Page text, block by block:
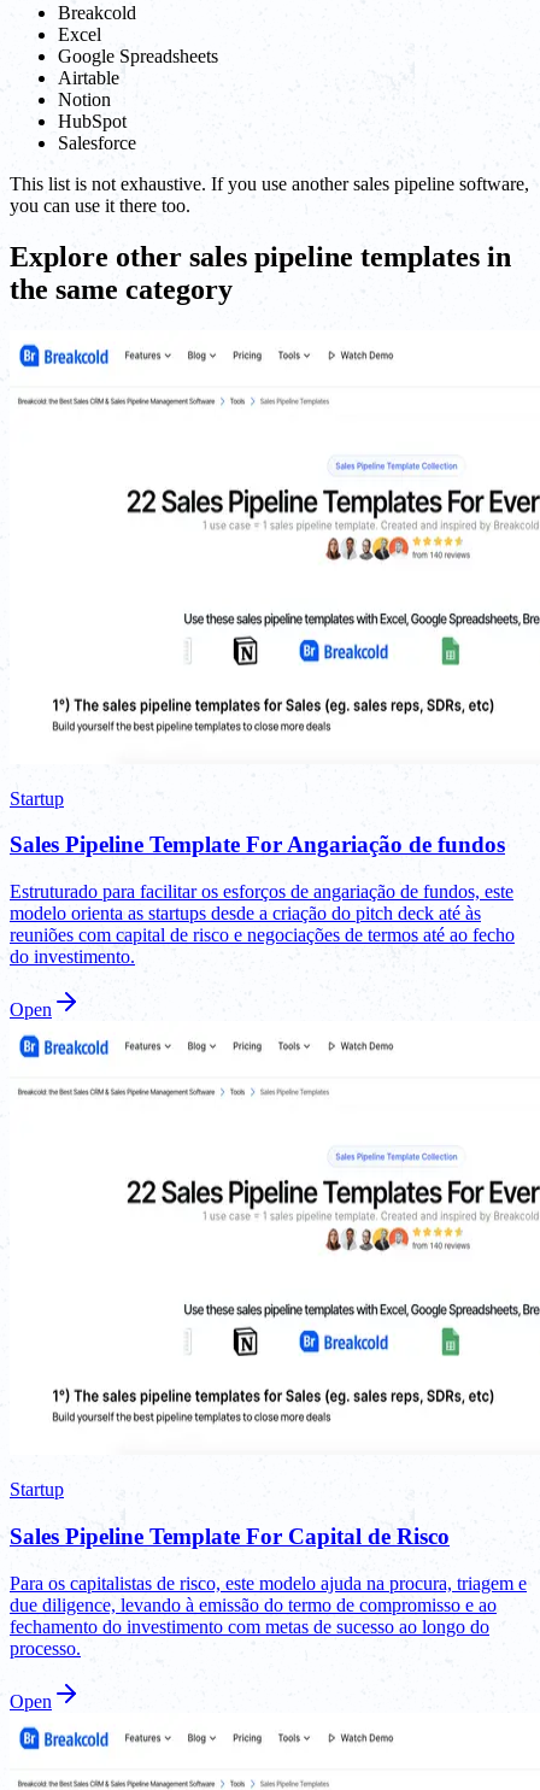
Breakcold
Excel
Google Spreadsheets
Airtable
Notion
HubSpot
Salesforce
This list is not exhaustive. If you use another sales pipeline software,
you can use it there too.
Explore other sales pipeline templates in
the same category
Startup
Sales Pipeline Template For Angariação de fundos
Estruturado para facilitar os esforços de angariação de fundos, este
modelo orienta as startups desde a criação do pitch deck até às
reuniões com capital de risco e negociações de termos até ao fecho
do investimento.
Open
Startup
Sales Pipeline Template For Capital de Risco
Para os capitalistas de risco, este modelo ajuda na procura, triagem e
due diligence, levando à emissão do termo de compromisso e ao
fechamento do investimento com metas de sucesso ao longo do
processo.
Open